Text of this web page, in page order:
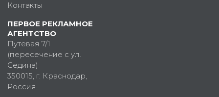
Контакты
ПЕРВОЕ РЕКЛАМНОЕ
АГЕНТСТВО
Путевая 7/1
(пересечение с ул.
Седина)
350015, г. Краснодар,
Россия